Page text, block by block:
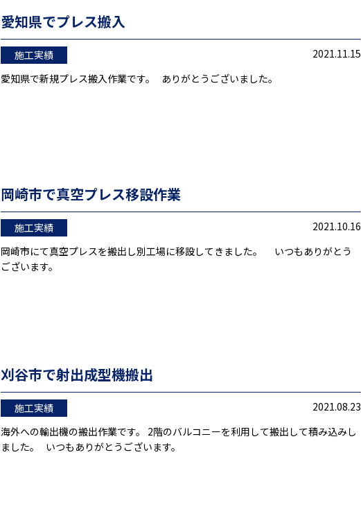
愛知県でプレス搬入
施工実績
2021.11.15
愛知県で新規プレス搬入作業です。 ありがとうございました。
岡崎市で真空プレス移設作業
施工実績
2021.10.16
岡崎市にて真空プレスを搬出し別工場に移設してきました。 いつもありがとう
ございます。
刈谷市で射出成型機搬出
施工実績
2021.08.23
海外への輸出機の搬出作業です。 2階のバルコニーを利用して搬出して積み込みし
ました。 いつもありがとうございます。